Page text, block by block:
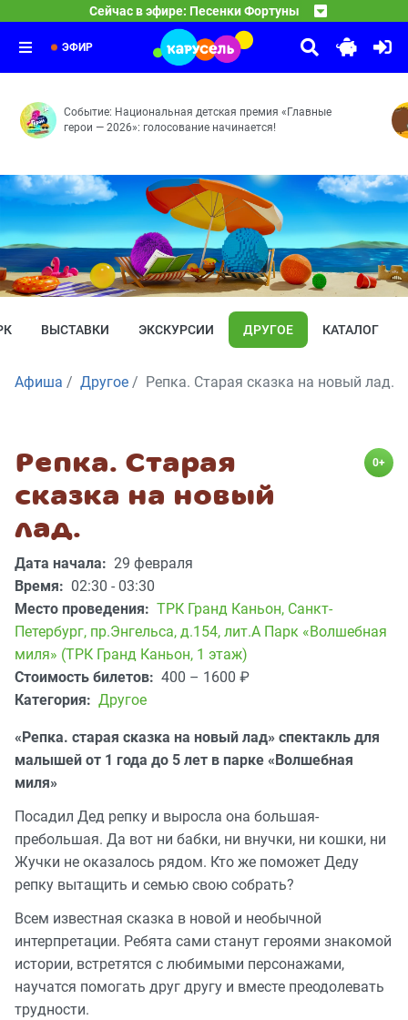
Сейчас в эфире: Песенки Фортуны
Симбиоз
24:15
Команда Флоры
Маша и Медведь
Мохнатые качели — Кое-кто в сапогах — Грязное
ЭФИР
Событие: Национальная детская премия «Главные
герои — 2026»: голосование начинается!
ВЫСТАВКИ ЭКСКУРСИИ ДРУГОЕ КАТАЛОГ
Афиша Другое Репка. Старая сказка на новый лад.
Репка. Старая
сказка на новый
лад.
0+
Дата начала: 29 февраля
Время: 02:30 - 03:30
Место проведения: ТРК Гранд Каньон, Санкт-
Петербург, пр.Энгельса, д.154, лит.А Парк «Волшебная
миля» (ТРК Гранд Каньон, 1 этаж)
Стоимость билетов: 400 – 1600 ₽
Категория: Другое
«Репка. старая сказка на новый лад» спектакль для
малышей от 1 года до 5 лет в парке «Волшебная
миля»
Посадил Дед репку и выросла она большая-
пребольшая. Да вот ни бабки, ни внучки, ни кошки, ни
Жучки не оказалось рядом. Кто же поможет Деду
репку вытащить и семью свою собрать?
Всем известная сказка в новой и необычной
интерпретации. Ребята сами станут героями знакомой
истории, встретятся с любимыми персонажами,
научатся помогать друг другу и вместе преодолевать
трудности.